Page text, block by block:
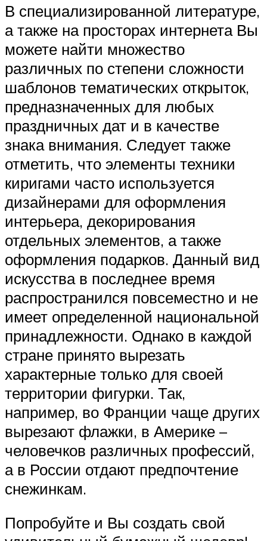
В специализированной литературе,
а также на просторах интернета Вы
можете найти множество
различных по степени сложности
шаблонов тематических открыток,
предназначенных для любых
праздничных дат и в качестве
знака внимания. Следует также
отметить, что элементы техники
киригами часто используется
дизайнерами для оформления
интерьера, декорирования
отдельных элементов, а также
оформления подарков. Данный вид
искусства в последнее время
распространился повсеместно и не
имеет определенной национальной
принадлежности. Однако в каждой
стране принято вырезать
характерные только для своей
территории фигурки. Так,
например, во Франции чаще других
вырезают флажки, в Америке –
человечков различных профессий,
а в России отдают предпочтение
снежинкам.
Попробуйте и Вы создать свой